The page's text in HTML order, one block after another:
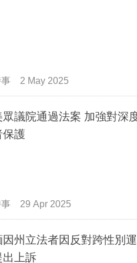
2 May 2025
眾議院通過法案 加強對深
保護
29 Apr 2025
因州立法者因反對跨性別
出上訴